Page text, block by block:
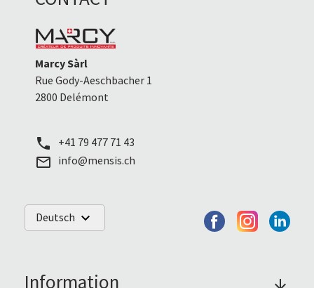
Marcy Sàrl
Rue Gody-Aeschbacher 1
2800 Delémont
call +41 79 477 71 43
mail_outline info@mensis.ch
Deutsch keyboard_arrow_down
Information arrow_forward